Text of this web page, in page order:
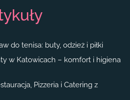
do tenisa: buty, odzież i piłki
w Katowicach – komfort i higiena
Pizzeria i Catering z